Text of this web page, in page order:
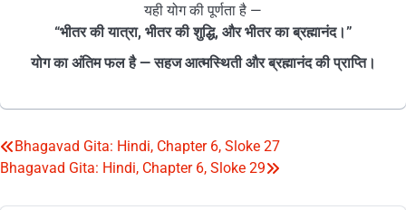
यही योग की पूर्णता है —
“भीतर की यात्रा, भीतर की शुद्धि, और भीतर का ब्रह्मानंद।”
योग का अंतिम फल है — सहज आत्मस्थिती और ब्रह्मानंद की प्राप्ति।
Post
navigation
Bhagavad Gita: Hindi, Chapter 6, Sloke 27
Bhagavad Gita: Hindi, Chapter 6, Sloke 29